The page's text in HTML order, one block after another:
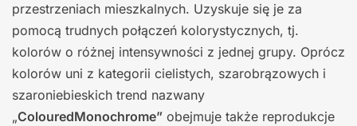
przestrzeniach mieszkalnych. Uzyskuje się je za
pomocą trudnych połączeń kolorystycznych, tj.
kolorów o różnej intensywności z jednej grupy. Oprócz
kolorów uni z kategorii cielistych, szarobrązowych i
szaroniebieskich trend nazwany
„ColouredMonochrome” obejmuje także reprodukcje